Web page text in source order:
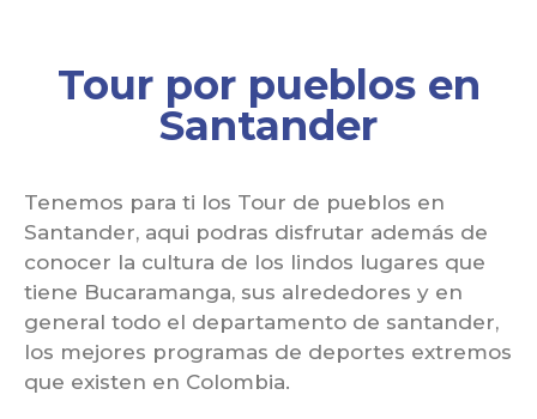
Tour por pueblos en
Santander
Tenemos para ti los Tour de pueblos en
Santander, aqui podras disfrutar además de
conocer la cultura de los lindos lugares que
tiene Bucaramanga, sus alrededores y en
general todo el departamento de santander,
los mejores programas de deportes extremos
que existen en Colombia.